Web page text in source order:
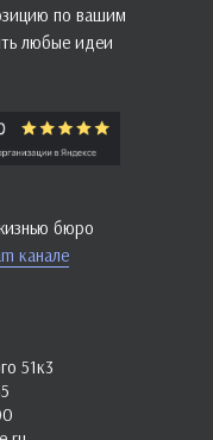
51к3
по вашим
любые идеи
бюро
канале